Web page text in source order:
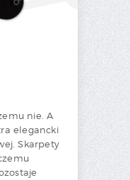
nie. A
elegancki
Skarpety